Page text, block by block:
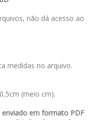
não dá acesso ao
medidas no arquivo.
(meio cm).
em formato PDF